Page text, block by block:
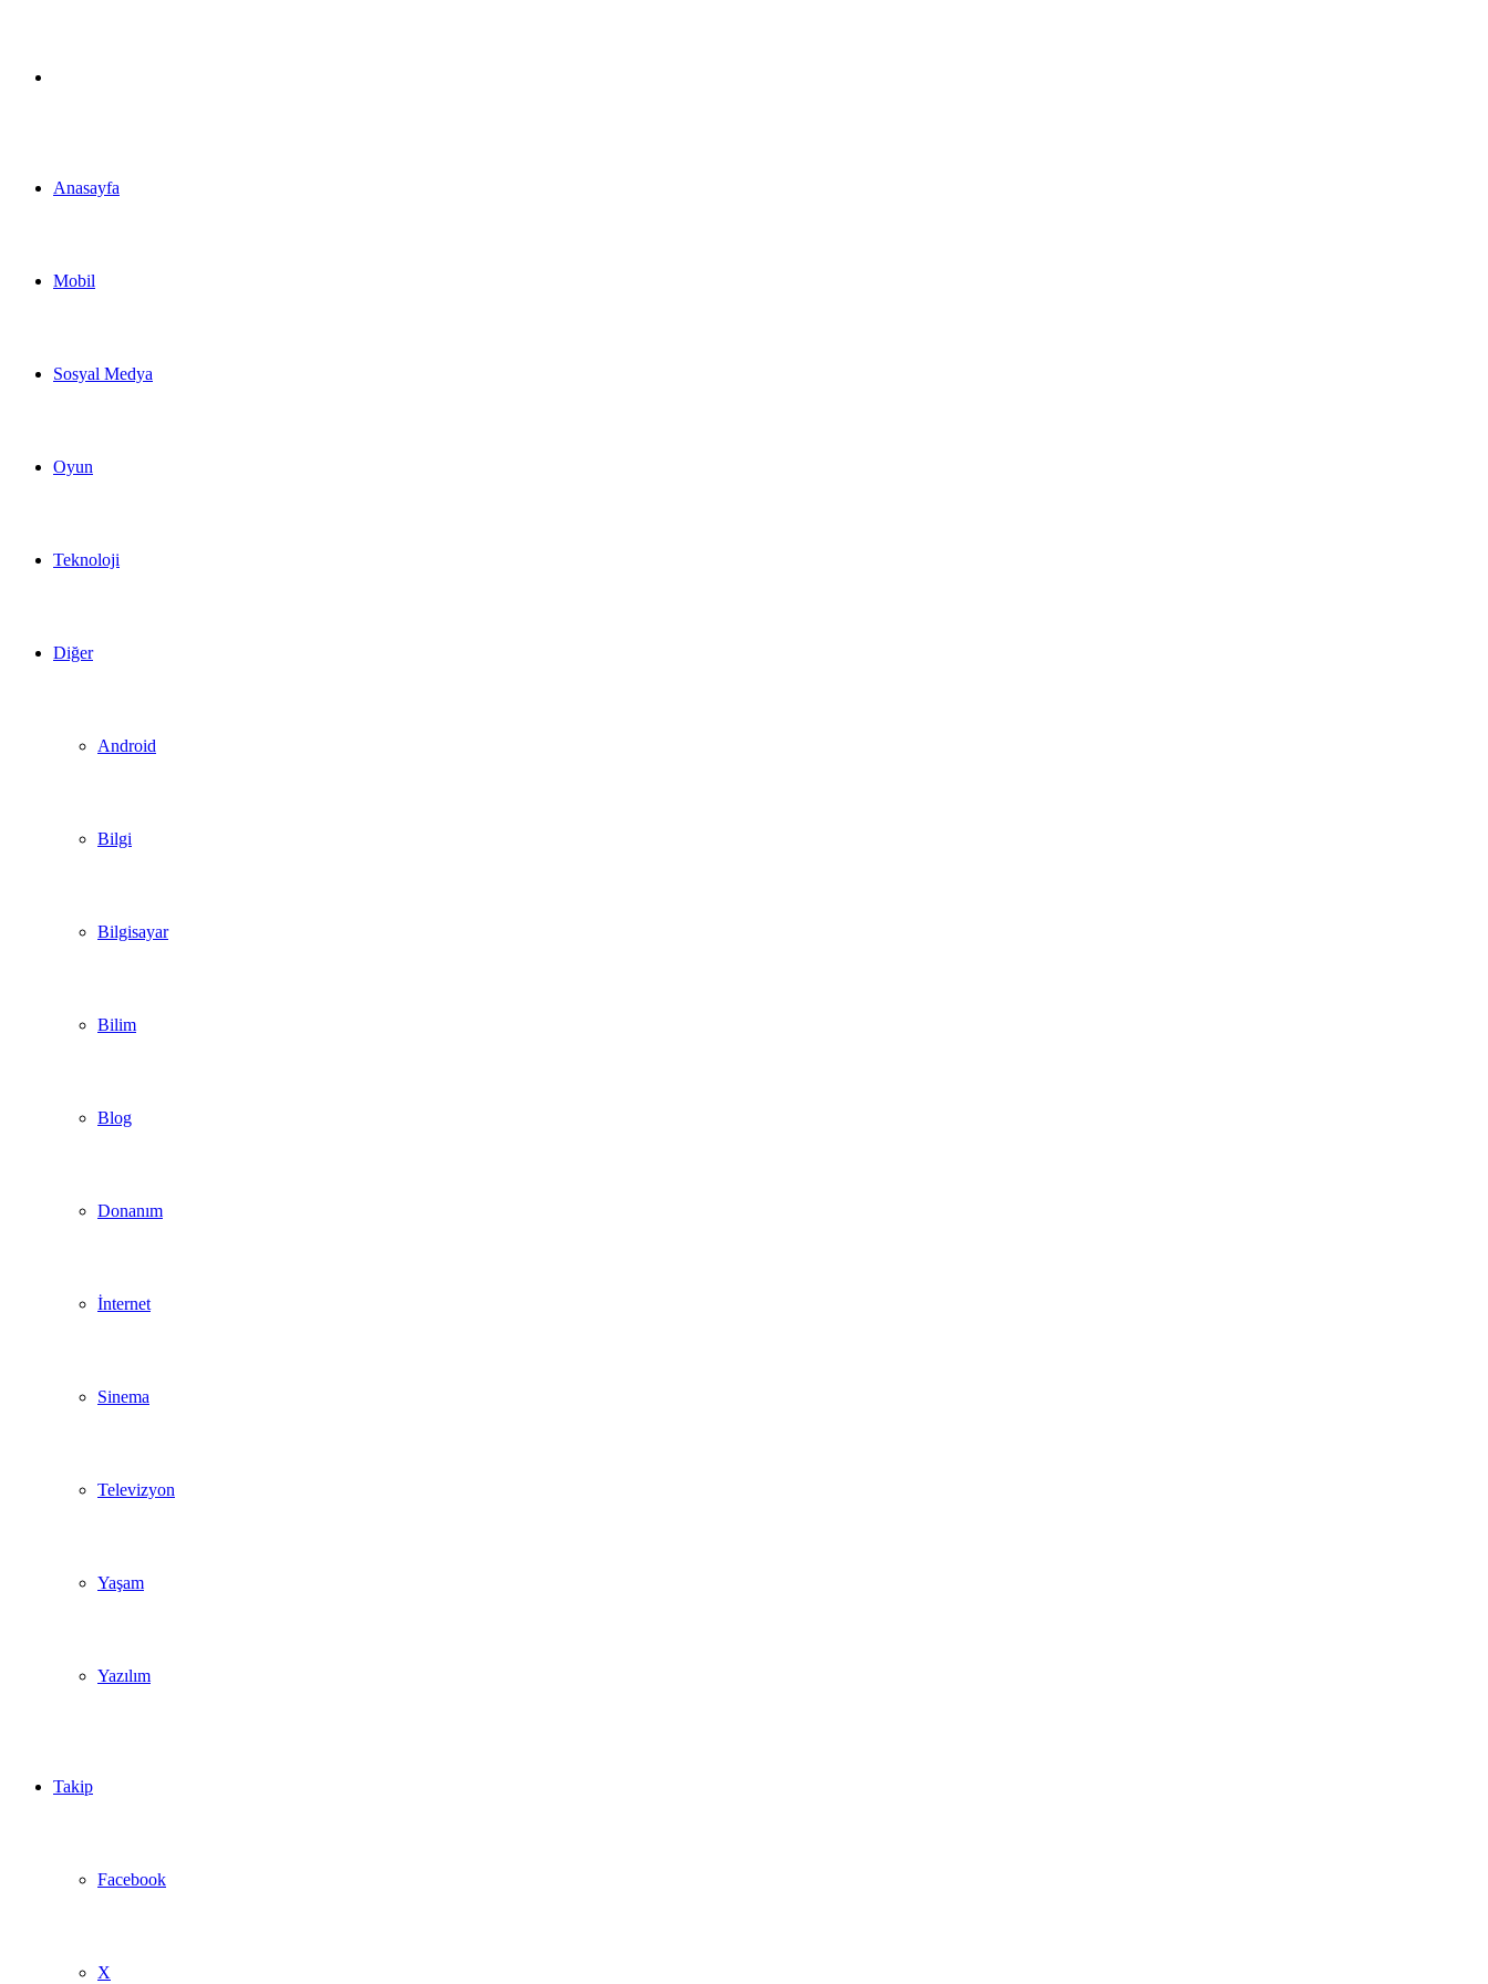
Anasayfa
Mobil
Sosyal Medya
Oyun
Teknoloji
Diğer
Android
Bilgi
Bilgisayar
Bilim
Blog
Donanım
İnternet
Sinema
Televizyon
Yaşam
Yazılım
Takip
Facebook
X